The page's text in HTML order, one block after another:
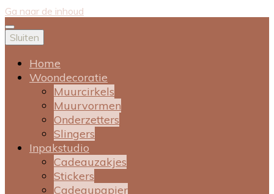
Ga naar de inhoud
Sluiten
Home
Woondecoratie
Muurcirkels
Muurvormen
Onderzetters
Slingers
Inpakstudio
Cadeauzakjes
Stickers
Cadeaupapier